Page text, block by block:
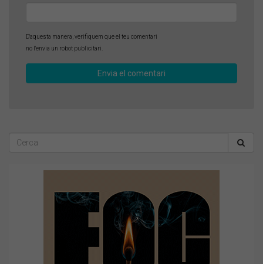
D'aquesta manera, verifiquem que el teu comentari
no l'envia un robot publicitari.